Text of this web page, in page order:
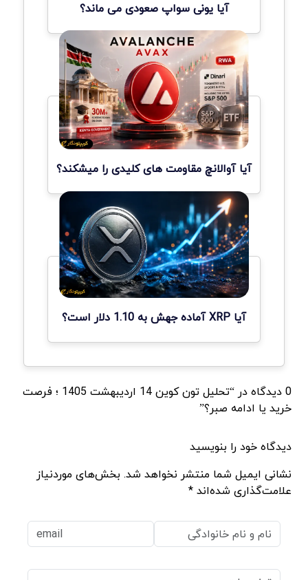
آیا یونی سواپ صعودی می ماند؟
آیا آوالانچ مقاومت های کلیدی را میشکند؟
آیا XRP آماده جهش به 1.10 دلار است؟
0 دیدگاه در “تحلیل تون کوین 14 اردیبهشت 1405 ؛ فرصت
خرید یا ادامه صبر؟”
دیدگاه خود را بنویسید
نشانی ایمیل شما منتشر نخواهد شد. بخش‌های موردنیاز
علامت‌گذاری شده‌اند *